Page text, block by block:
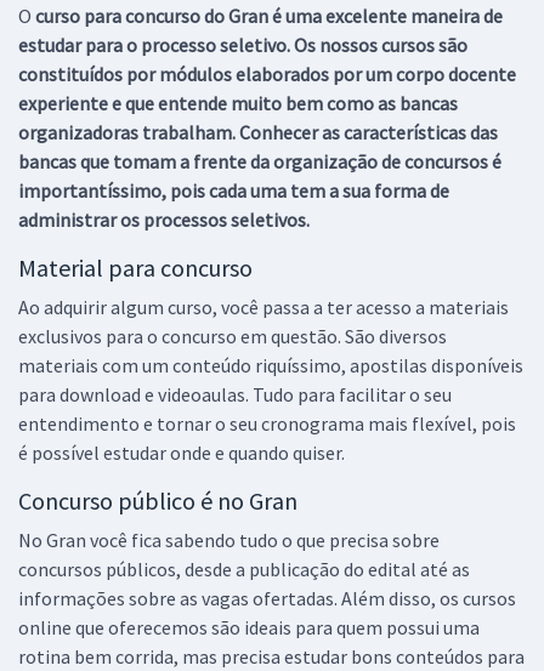
O curso para concurso do Gran é uma excelente maneira de
estudar para o processo seletivo. Os nossos cursos são
constituídos por módulos elaborados por um corpo docente
experiente e que entende muito bem como as bancas
organizadoras trabalham. Conhecer as características das
bancas que tomam a frente da organização de concursos é
importantíssimo, pois cada uma tem a sua forma de
administrar os processos seletivos.
Material para concurso
Ao adquirir algum curso, você passa a ter acesso a materiais
exclusivos para o concurso em questão. São diversos
materiais com um conteúdo riquíssimo, apostilas disponíveis
para download e videoaulas. Tudo para facilitar o seu
entendimento e tornar o seu cronograma mais flexível, pois
é possível estudar onde e quando quiser.
Concurso público é no Gran
No Gran você fica sabendo tudo o que precisa sobre
concursos públicos, desde a publicação do edital até as
informações sobre as vagas ofertadas. Além disso, os cursos
online que oferecemos são ideais para quem possui uma
rotina bem corrida, mas precisa estudar bons conteúdos para